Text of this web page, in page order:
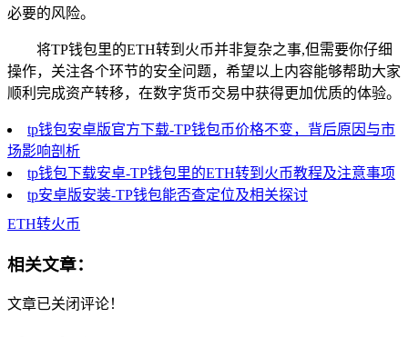
必要的风险。
将TP钱包里的ETH转到火币并非复杂之事,但需要你仔细
操作，关注各个环节的安全问题，希望以上内容能够帮助大家
顺利完成资产转移，在数字货币交易中获得更加优质的体验。
tp钱包安卓版官方下载-TP钱包币价格不变，背后原因与市
场影响剖析
tp钱包下载安卓-TP钱包里的ETH转到火币教程及注意事项
tp安卓版安装-TP钱包能否查定位及相关探讨
ETH转火币
相关文章：
文章已关闭评论！